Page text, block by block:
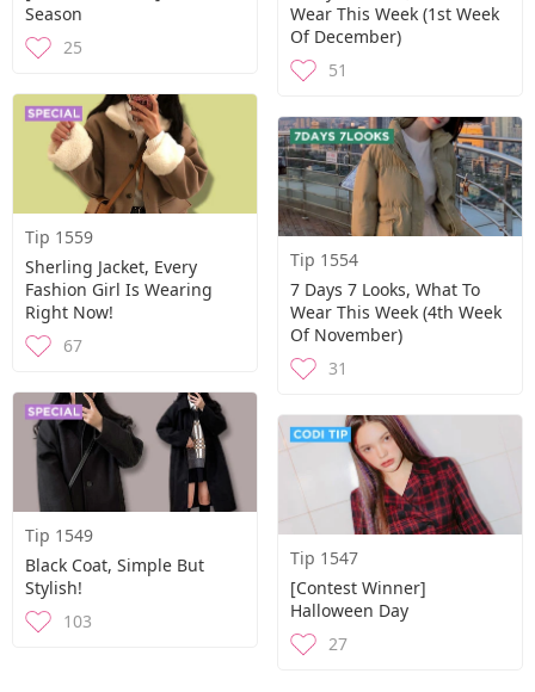
Season
25
Wear This Week (1st Week
Of December)
51
Tip 1559
Sherling Jacket, Every
Fashion Girl Is Wearing
Right Now!
67
Tip 1554
7 Days 7 Looks, What To
Wear This Week (4th Week
Of November)
31
Tip 1549
Black Coat, Simple But
Stylish!
103
Tip 1547
[Contest Winner]
Halloween Day
27